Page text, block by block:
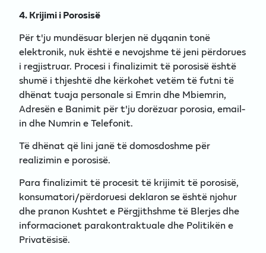
4. Krijimi i Porosisë
Për t'ju mundësuar blerjen në dyqanin tonë
elektronik, nuk është e nevojshme të jeni përdorues
i regjistruar. Procesi i finalizimit të porosisë është
shumë i thjeshtë dhe kërkohet vetëm të futni të
dhënat tuaja personale si Emrin dhe Mbiemrin,
Adresën e Banimit për t'ju dorëzuar porosia, email-
in dhe Numrin e Telefonit.
Të dhënat që lini janë të domosdoshme për
realizimin e porosisë.
Para finalizimit të procesit të krijimit të porosisë,
konsumatori/përdoruesi deklaron se është njohur
dhe pranon Kushtet e Përgjithshme të Blerjes dhe
informacionet parakontraktuale dhe Politikën e
Privatësisë.